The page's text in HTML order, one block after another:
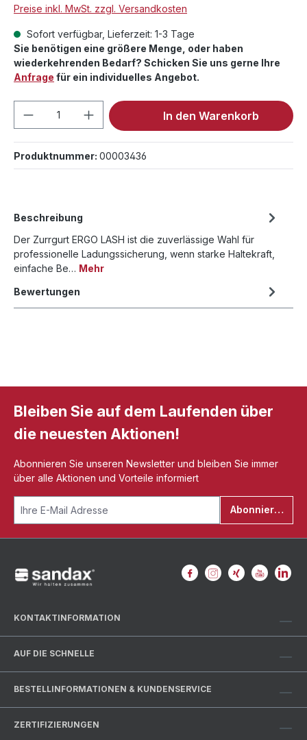
Preise inkl. MwSt. zzgl. Versandkosten
Sofort verfügbar, Lieferzeit: 1-3 Tage
Sie benötigen eine größere Menge, oder haben
wiederkehrenden Bedarf? Schicken Sie uns gerne Ihre
Anfrage für ein individuelles Angebot.
Produkt Anzahl: Gib denIn den Warenkorb
Produktnummer: 00003436
Beschreibung
Der Zurrgurt ERGO LASH ist die zuverlässige Wahl für
professionelle Ladungssicherung, wenn starke Haltekraft,
einfache Be… Mehr
Bewertungen
Bleiben Sie auf dem Laufenden über
die neuesten Aktionen!
Abonnieren Sie unseren Newsletter und bleiben Sie immer
über alle Aktionen und Vorteile informiert
Abonnieren
KONTAKTINFORMATION
AUF DIE SCHNELLE
BESTELLINFORMATIONEN & KUNDENSERVICE
ZERTIFIZIERUNGEN